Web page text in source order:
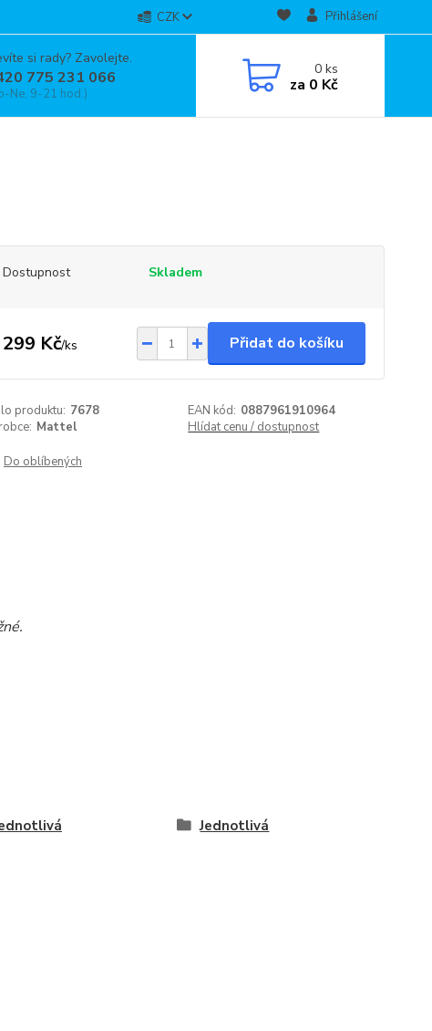
CZK Přihlášení
si rady? Zavolejte.
775 231 066
Ne, 9-21 hod.)
0ks
za 0 Kč
Dostupnost Skladem
299 Kč/ks Přidat do košíku
produktu: 7678 EAN kód: 0887961910964
Mattel Hlídat cenu / dostupnost
Do oblíbených
Jednotlivá